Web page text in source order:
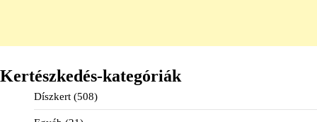
Kertészkedés-kategóriák
Díszkert (508)